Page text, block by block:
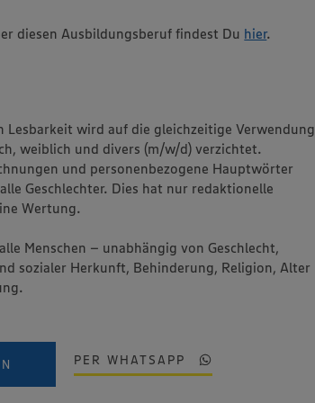
diesen Ausbildungsberuf findest Du hier.
Lesbarkeit wird auf die gleichzeitige Verwendung
weiblich und divers (m/w/d) verzichtet.
und personenbezogene Hauptwörter
Geschlechter. Dies hat nur redaktionelle
Wertung.
Menschen – unabhängig von Geschlecht,
sozialer Herkunft, Behinderung, Religion, Alter
PER WHATSAPP